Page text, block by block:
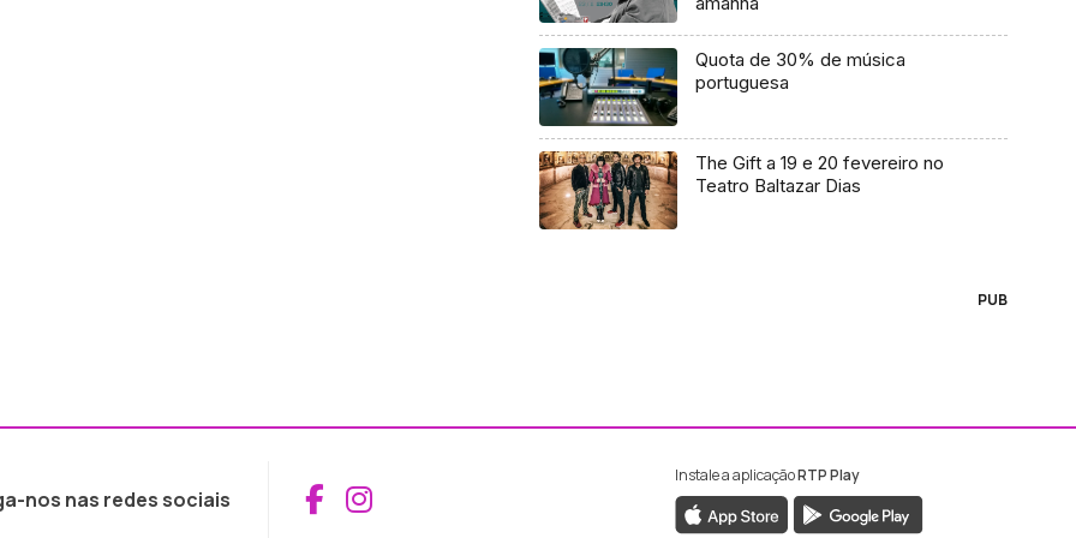
Quota de 30% de música
portuguesa
The Gift a 19 e 20 fevereiro no
Teatro Baltazar Dias
PUB
nos nas redes sociais Aceder ao Facebook da RTP Madeira
Aceder ao Instagram da RTP Madeira
Instale a aplicaçãoRTP Play